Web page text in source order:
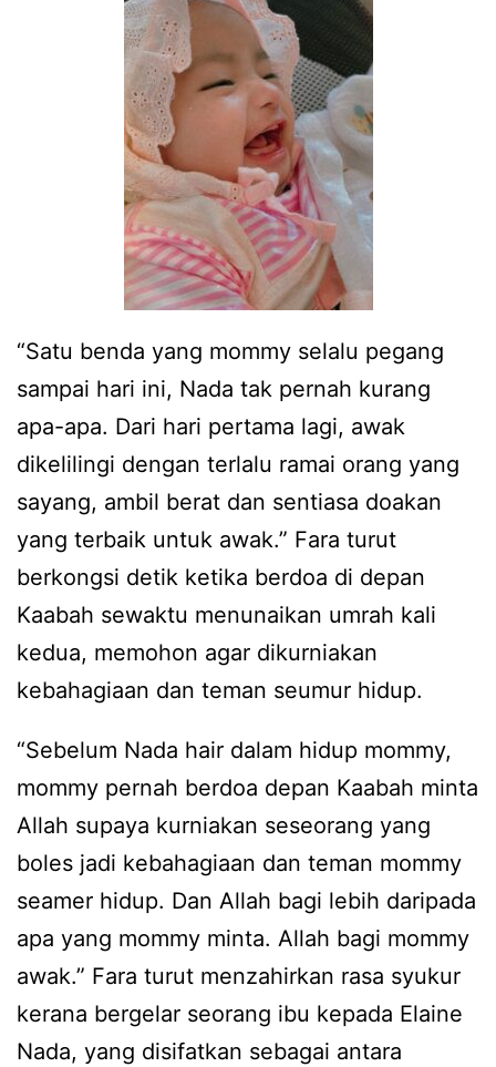
“Satu benda yang mommy selalu pegang
sampai hari ini, Nada tak pernah kurang
apa-apa. Dari hari pertama lagi, awak
dikelilingi dengan terlalu ramai orang yang
sayang, ambil berat dan sentiasa doakan
yang terbaik untuk awak.” Fara turut
berkongsi detik ketika berdoa di depan
Kaabah sewaktu menunaikan umrah kali
kedua, memohon agar dikurniakan
kebahagiaan dan teman seumur hidup.
“Sebelum Nada hair dalam hidup mommy,
mommy pernah berdoa depan Kaabah minta
Allah supaya kurniakan seseorang yang
boles jadi kebahagiaan dan teman mommy
seamer hidup. Dan Allah bagi lebih daripada
apa yang mommy minta. Allah bagi mommy
awak.” Fara turut menzahirkan rasa syukur
kerana bergelar seorang ibu kepada Elaine
Nada, yang disifatkan sebagai antara